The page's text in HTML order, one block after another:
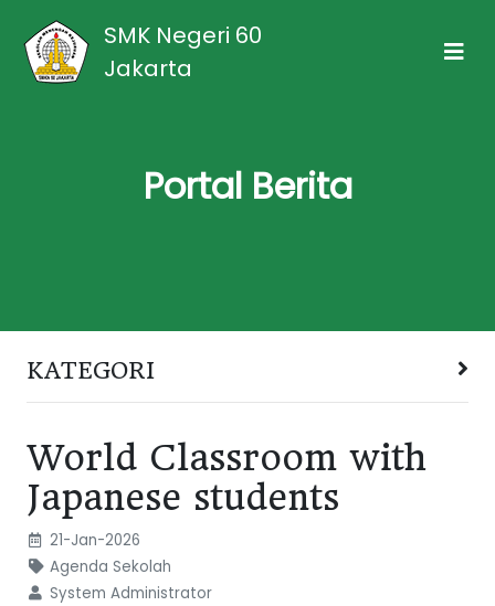
SMK Negeri 60
Jakarta
Portal Berita
KATEGORI
World Classroom with
Japanese students
21-Jan-2026
Agenda Sekolah
System Administrator